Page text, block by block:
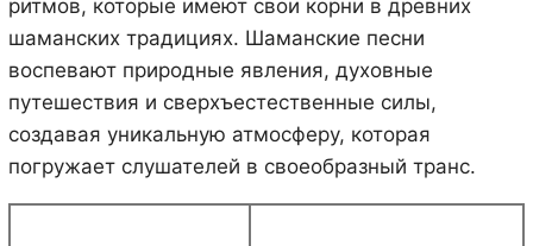
ритмов, которые имеют свои корни в древних
шаманских традициях. Шаманские песни
воспевают природные явления, духовные
путешествия и сверхъестественные силы,
создавая уникальную атмосферу, которая
погружает слушателей в своеобразный транс.